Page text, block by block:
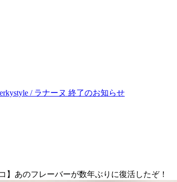
/ ラナーヌ 終了のお知らせ
】あのフレーバーが数年ぶりに復活したぞ！